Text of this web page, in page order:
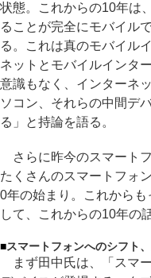
状態。これからの10年は
ることが完全にモバイル
る。これは真のモバイル
ネットとモバイルインタ
意識もなく、インターネ
ソコン、それらの中間デ
る」と持論を語る。
さらに昨今のスマート
たくさんのスマートフォ
0年の始まり。これから
して、これからの10年の
■スマートフォンへのシフト
まず田中氏は、「スマ